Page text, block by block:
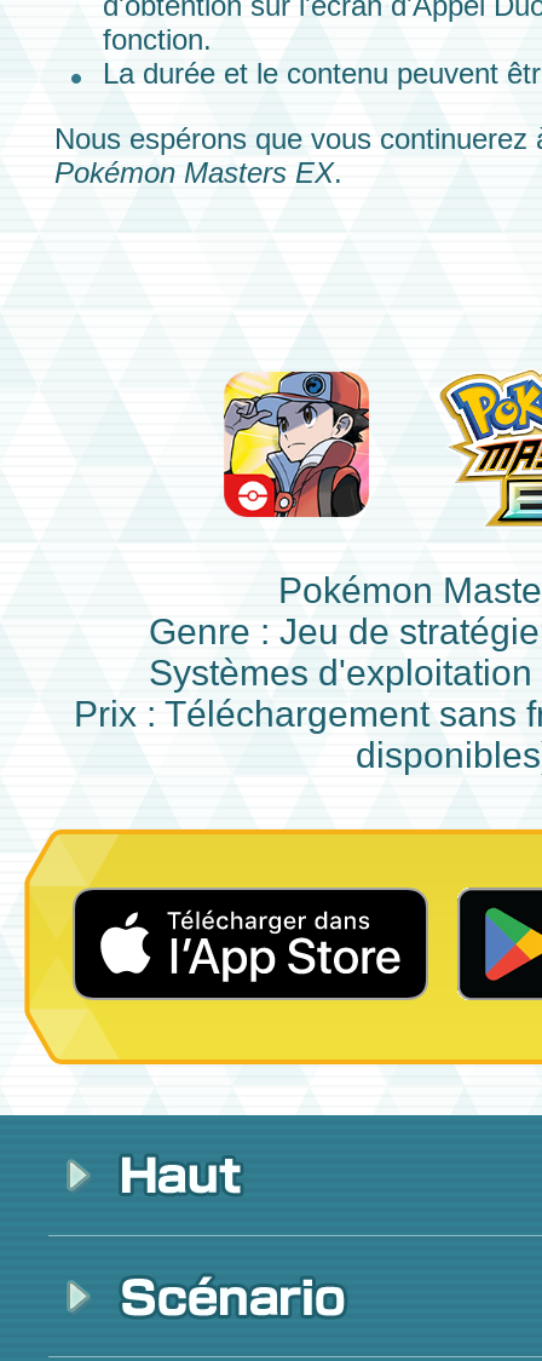
fonction.
La durée et le contenu peuvent
Nous espérons que vous continuerez
Pokémon Masters EX.
Pokémon
Genre : Jeu de
Systèmes
Prix : Téléchargement sans